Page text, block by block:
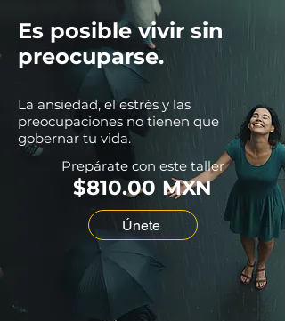
Es posible vivir sin
preocuparse.
La ansiedad, el estrés y las
preocupaciones no tienen que
gobernar tu vida.
Prepárate con este taller
$810.00 MXN
Únete